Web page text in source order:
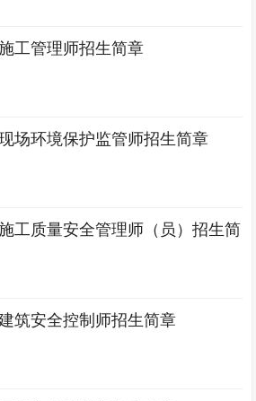
工管理师招生简章
场环境保护监管师招生简章
工质量安全管理师（员）招生简
筑安全控制师招生简章